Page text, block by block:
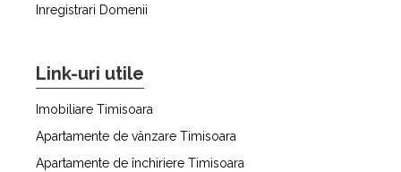
Inregistrari Domenii
Link-uri utile
Imobiliare Timisoara
Apartamente de vânzare Timisoara
Apartamente de închiriere Timisoara